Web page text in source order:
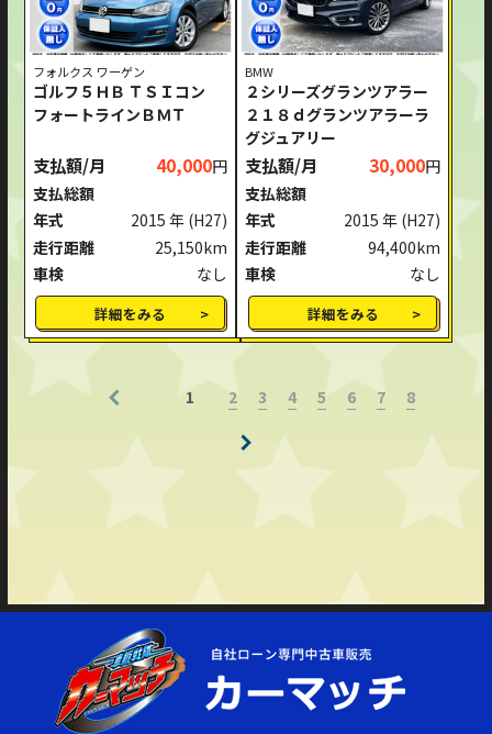
フォルクス ワーゲン
ゴルフ５ＨＢ ＴＳＩコン
フォートラインＢＭＴ
支払額/月 40,000円
支払総額
年式
2015 年 (H27)
走行距離
25,150km
車検
なし
詳細をみる
BMW
２シリーズグランツアラー
２１８ｄグランツアラーラ
グジュアリー
支払額/月 30,000円
支払総額
年式
2015 年 (H27)
走行距離
94,400km
車検
なし
詳細をみる
1 2 3 4 5 6 7 8